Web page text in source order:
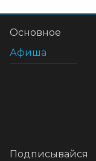
Основное
Афиша
Подписывайся